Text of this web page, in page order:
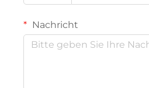
Nachricht